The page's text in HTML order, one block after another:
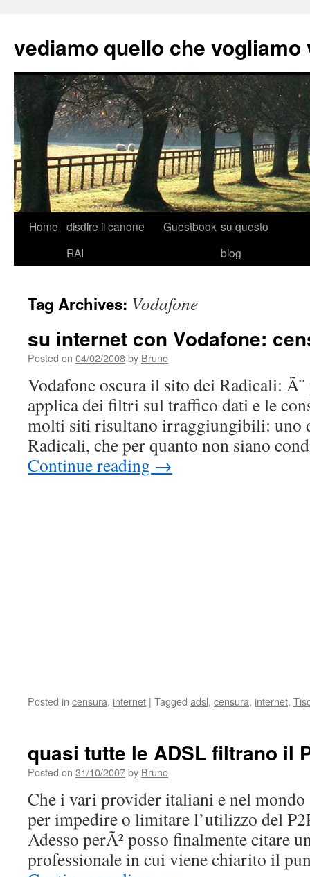
vediamo quello che vogliamo
Skip
Home disdire il canone
RAI
Guestbook su questo
blog
Tag Archives: Vodafone
su internet con Vodafone:
Posted on 04/02/2008by Bruno
Vodafone oscura il sito dei Radicali:
applica dei filtri sul traffico dati e le
molti siti risultano irraggiungibili: uno
Radicali, che per quanto non siano
Continue reading →
Posted in censura, internet | Tagged adsl, censura, internet,
quasi tutte le ADSL filtrano il
Posted on 31/10/2007by Bruno
Che i vari provider italiani e nel
per impedire o limitare l’utilizzo del
Adesso perÃ² posso finalmente citare
professionale in cui viene chiarito il